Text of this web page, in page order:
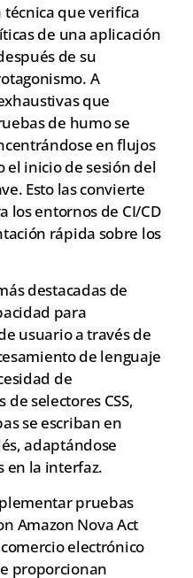
que verifica
de una aplicación
de su
A
que
de humo se
en flujos
el inicio de sesión del
Esto las convierte
los entornos de CI/CD
rápida sobre los
destacadas de
para
usuario a través de
de lenguaje
de
selectores CSS,
se escriban en
adaptándose
en la interfaz.
pruebas
Amazon Nova Act
electrónico
proporcionan